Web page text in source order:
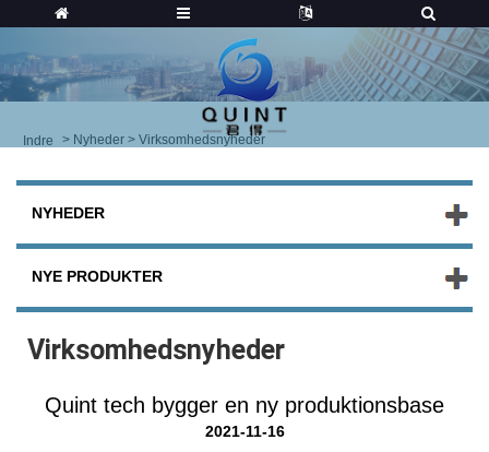
Indre > Nyheder > Virksomhedsnyheder
NYHEDER
NYE PRODUKTER
Virksomhedsnyheder
Quint tech bygger en ny produktionsbase
2021-11-16